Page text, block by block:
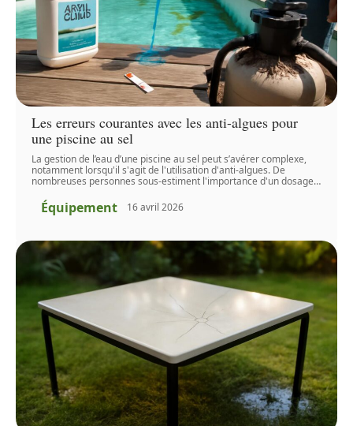
Les erreurs courantes avec les anti-algues pour
une piscine au sel
La gestion de l’eau d’une piscine au sel peut s’avérer complexe,
notamment lorsqu'il s'agit de l'utilisation d'anti-algues. De
nombreuses personnes sous-estiment l'importance d'un dosage…
Équipement 16 avril 2026